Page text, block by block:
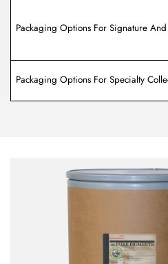
Packaging Options For Signature
Packaging Options For Specialty